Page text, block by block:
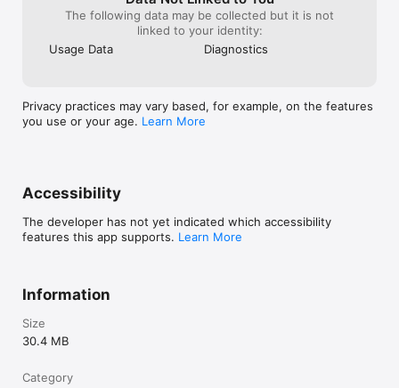
The following data may be collected but it is not
linked to your identity:
Usage Data
Diagnostics
Privacy practices may vary based, for example, on the features
you use or your age. Learn More
Accessibility
The developer has not yet indicated which accessibility
features this app supports. Learn More
Information
Size
30.4 MB
Category